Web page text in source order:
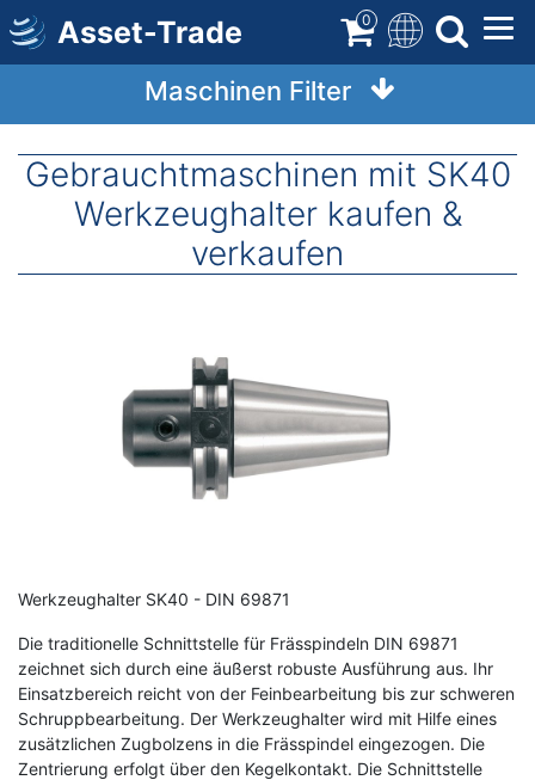
Direkt
zum
Inhalt
Asset-Trade 0
Maschinen Filter
Gebrauchtmaschinen mit SK40
Werkzeughalter kaufen &
verkaufen
Term
Werkzeughalter SK40 - DIN 69871
Die traditionelle Schnittstelle für Frässpindeln DIN 69871
zeichnet sich durch eine äußerst robuste Ausführung aus. Ihr
Einsatzbereich reicht von der Feinbearbeitung bis zur schweren
Schruppbearbeitung. Der Werkzeughalter wird mit Hilfe eines
zusätzlichen Zugbolzens in die Frässpindel eingezogen. Die
Zentrierung erfolgt über den Kegelkontakt. Die Schnittstelle